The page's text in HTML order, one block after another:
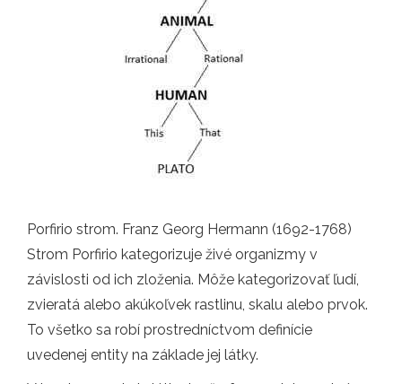
Porfirio strom. Franz Georg Hermann (1692-1768)
Strom Porfirio kategorizuje živé organizmy v
závislosti od ich zloženia. Môže kategorizovať ľudí,
zvieratá alebo akúkoľvek rastlinu, skalu alebo prvok.
To všetko sa robí prostredníctvom definície
uvedenej entity na základe jej látky.